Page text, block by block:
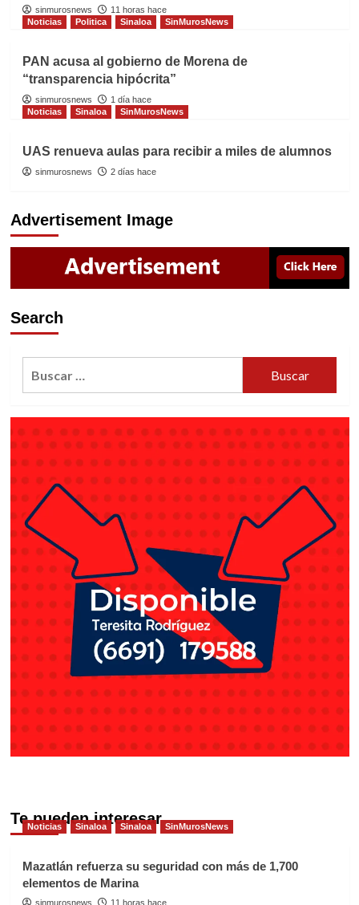
sinmurosnews
11 horas hace
Noticias
Politica Sinaloa SinMurosNews
PAN acusa al gobierno de Morena de
“transparencia hipócrita”
sinmurosnews
1 día hace
Noticias
Sinaloa SinMurosNews
UAS renueva aulas para recibir a miles de alumnos
sinmurosnews 2 días hace
Advertisement Image
Search
Te pueden interesar
Noticias Sinaloa Sinaloa SinMurosNews
Mazatlán refuerza su seguridad con más de 1,700
elementos de Marina
sinmurosnews 11 horas hace